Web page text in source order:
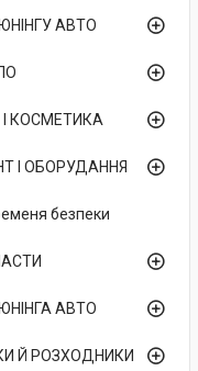
АВТО
І КОСМЕТИКА
І ОБОРУДАННЯ
безпеки
АВТО
Й РОЗХОДНИКИ